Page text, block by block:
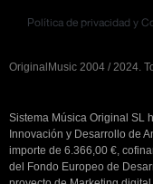
OriginalMusic 2004 / 2024.
Política de privacidad y
Sistema Música Original SL
Innovación y Desarrollo de
importe de 6.366,00 €,
del Fondo Europeo de